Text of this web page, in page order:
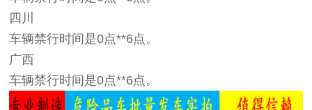
四川
车辆禁行时间是0点**6点。
广西
车辆禁行时间是0点**6点。